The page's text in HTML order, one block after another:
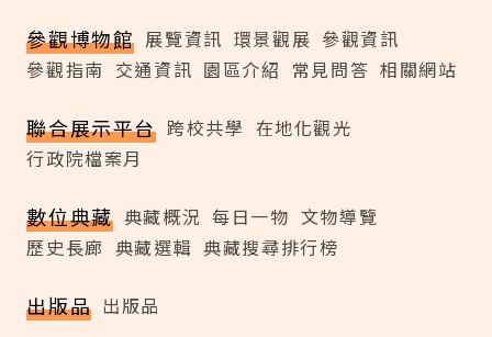
參觀博物館 展覽資訊 環景觀展 參觀資訊
參觀指南 交通資訊 園區介紹 常見問答 相關網站
聯合展示平台 跨校共學 在地化觀光
行政院檔案月
數位典藏 典藏概況 每日一物 文物導覽
歷史長廊 典藏選輯 典藏搜尋排行榜
出版品 出版品